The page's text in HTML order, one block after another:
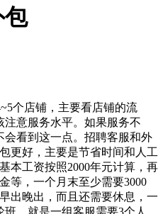
包
个店铺，主要看店铺的流
意服务水平。如果服务不
看到这一点。招聘客服和外
更好，主要是节省时间和人工
本工资按照2000年元计算，再
等，一个月末至少需要3000
出晚出，而且还需要休息，一
，就是一组客服需要3个人，